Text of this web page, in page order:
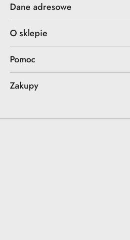
Dane adresowe
O sklepie
Pomoc
Zakupy